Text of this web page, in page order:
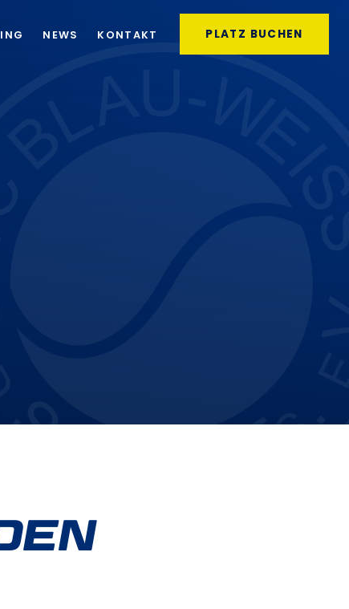
NEWS KONTAKT PLATZ BUCHEN